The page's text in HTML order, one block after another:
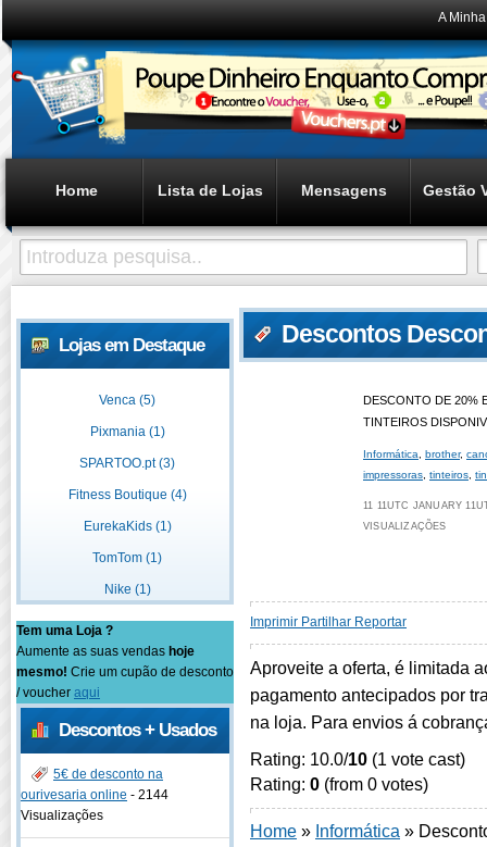
A
Home Lista de Lojas Mensagens Gestão
Lojas em Destaque
Venca (5)
Pixmania (1)
SPARTOO.pt (3)
Fitness Boutique (4)
EurekaKids (1)
TomTom (1)
Nike (1)
Tem uma Loja ?
Aumente as suas vendas hoje
mesmo! Crie um cupão de desconto
/ voucher aqui
Descontos + Usados
5€ de desconto na
ourivesaria online - 2144
Visualizações
Descontos
DESCONTO DE 20%
TINTEIROS
Informática brother,
impressoras tinteiros
11 11UTC JANUARY
VISUALIZAÇÕES
Imprimir Partilhar Reportar
Aproveite a oferta, é limitada
pagamento antecipados por
na loja. Para envios á
Rating: 10.0/10 (1 vote cast)
Rating: 0 (from 0 votes)
Home » Informática »